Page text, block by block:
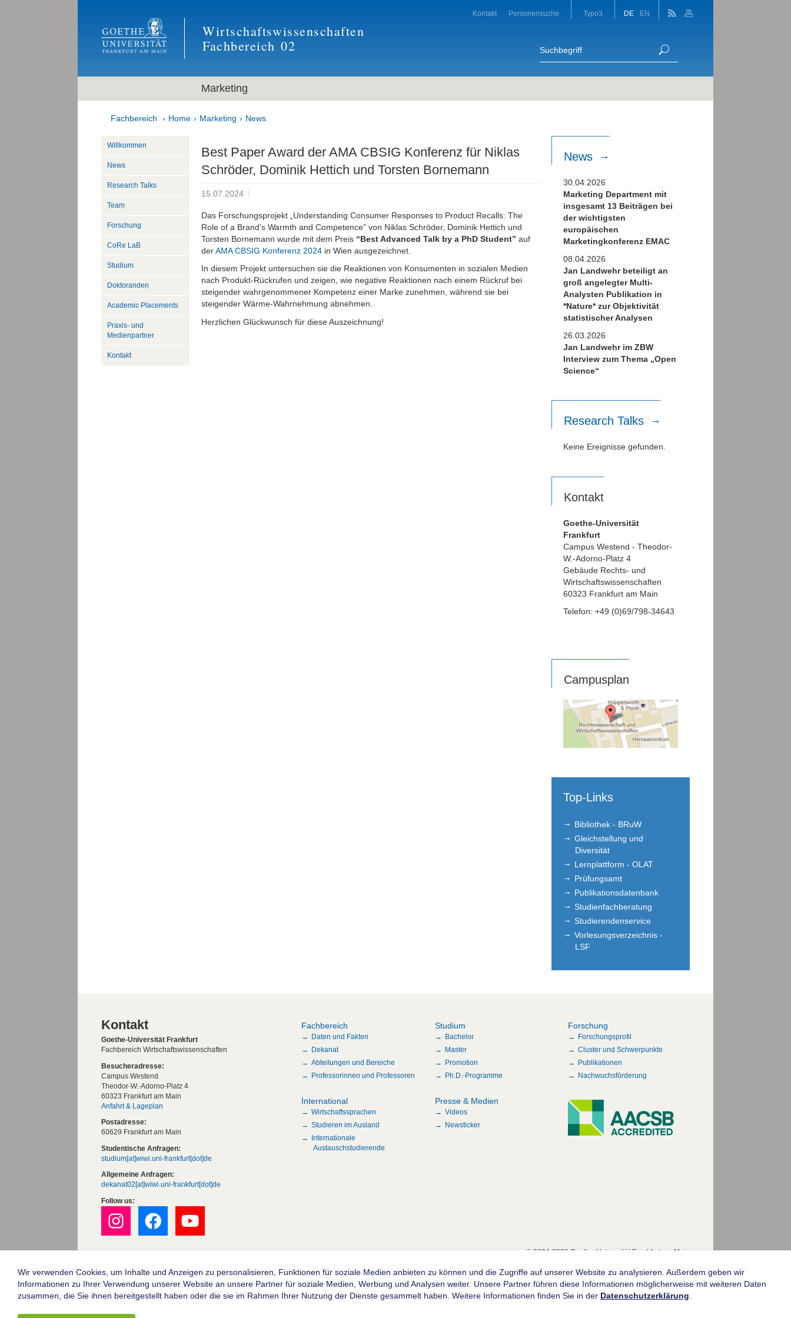
Wirtschaftswissenschaften
Fachbereich 02
Kontakt Personensuche Typo3 DE EN
Marketing
Fachbereich Home Marketing News
Best Paper Award der AMA CBSIG Konferenz für Niklas
Schröder, Dominik Hettich und Torsten Bornemann
15.07.2024
Das Forschungsprojekt „Understanding Consumer Responses to Product Recalls: The
Role of a Brand’s Warmth and Competence” von Niklas Schröder, Dominik Hettich und
Torsten Bornemann wurde mit dem Preis “Best Advanced Talk by a PhD Student” auf
derAMA CBSIG Konferenz 2024 in Wien ausgezeichnet.
In diesem Projekt untersuchen sie die Reaktionen von Konsumenten in sozialen Medien
nach Produkt-Rückrufen und zeigen, wie negative Reaktionen nach einem Rückruf bei
steigender wahrgenommener Kompetenz einer Marke zunehmen, während sie bei
steigender Wärme-Wahrnehmung abnehmen.
Herzlichen Glückwunsch für diese Auszeichnung!
Willkommen
News
Research Talks
Team
Forschung
CoRe LaB
Studium
Doktoranden
Academic Placements
Praxis- und
Medienpartner
Kontakt
News
30.04.2026
Marketing Department mit
insgesamt 13 Beiträgen bei
der wichtigsten
europäischen
Marketingkonferenz EMAC
08.04.2026
Jan Landwehr beteiligt an
groß angelegter Multi-
Analysten Publikation in
*Nature* zur Objektivität
statistischer Analysen
26.03.2026
Jan Landwehr im ZBW
Interview zum Thema „Open
Science“
Research Talks
Keine Ereignisse gefunden.
Kontakt
Goethe-Universität
Frankfurt
Campus Westend - Theodor-
W.-Adorno-Platz 4
Gebäude Rechts- und
Wirtschaftswissenschaften
60323 Frankfurt am Main
Telefon: +49 (0)69/798-34643
Campusplan
Top-Links
Bibliothek - BRuW
Gleichstellung und
Diversität
Lernplattform - OLAT
Prüfungsamt
Publikationsdatenbank
Studienfachberatung
Studierendenservice
Vorlesungsverzeichnis -
LSF
Kontakt
Goethe-Universität Frankfurt
Fachbereich Wirtschaftswissenschaften
Besucheradresse:
Campus Westend
Theodor-W.-Adorno-Platz 4
60323 Frankfurt am Main
Anfahrt & Lageplan
Postadresse:
60629 Frankfurt am Main
Studentische Anfragen:
studium[at]wiwi.uni-frankfurt[dot]de
Allgemeine Anfragen:
dekanat02[at]wiwi.uni-frankfurt[dot]de
Follow us:
Fachbereich
Daten und Fakten
Dekanat
Abteilungen und Bereiche
Professorinnen und Professoren
Studium
Bachelor
Master
Promotion
Ph.D.-Programme
Forschung
Forschungsprofil
Cluster und Schwerpunkte
Publikationen
Nachwuchsförderung
International
Wirtschaftssprachen
Studieren im Ausland
Internationale
Austauschstudierende
Presse & Medien
Videos
Newsticker
Impressum
Datenschutz
Barrierefreiheit
© 2004-2026 Goethe-Universität Frankfurt am Main
Wir verwenden Cookies, um Inhalte und Anzeigen zu personalisieren, Funktionen für soziale Medien anbieten zu können und die Zugriffe auf unserer Website zu analysieren. Außerdem geben wir
Informationen zu Ihrer Verwendung unserer Website an unsere Partner für soziale Medien, Werbung und Analysen weiter. Unsere Partner führen diese Informationen möglicherweise mit weiteren Daten
zusammen, die Sie ihnen bereitgestellt haben oder die sie im Rahmen Ihrer Nutzung der Dienste gesammelt haben. Weitere Informationen finden Sie in der Datenschutzerklärung